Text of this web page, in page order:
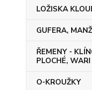
LOŽISKA
GUFERA,
ŘEMENY -
PLOCHÉ, WARI
O-KROUŽKY